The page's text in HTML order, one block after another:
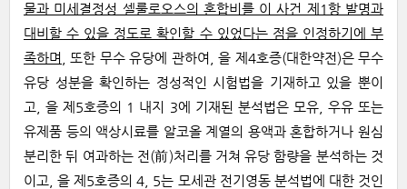
물과 미세결정성 셀룰로오스의 혼합비를 이 사건 제1항 발명과
대비할 수 있을 정도로 확인할 수 있었다는 점을 인정하기에 부
족하며
, 또한 무수 유당에 관하여, 을 제4호증(대한약전)은 무수
유당 성분을 확인하는 정성적인 시험법을 기재하고 있을 뿐이
고, 을 제5호증의 1 내지 3에 기재된 분석법은 모유, 우유 또는
유제품 등의 액상시료를 알코올 계열의 용액과 혼합하거나 원심
분리한 뒤 여과하는 전(前)처리를 거쳐 유당 함량을 분석하는 것
이고, 을 제5호증의 4, 5는 모세관 전기영동 분석법에 대한 것인